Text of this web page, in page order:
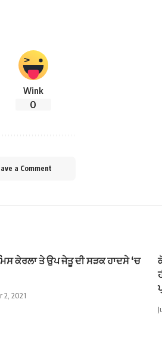
Wink
0
a Comment
ਕੇਰਲਾ ਤੇ ਉਪ ਜੇਤੂ ਦੀ ਸੜਕ ਹਾਦਸੇ ‘ਚ
2, 2021